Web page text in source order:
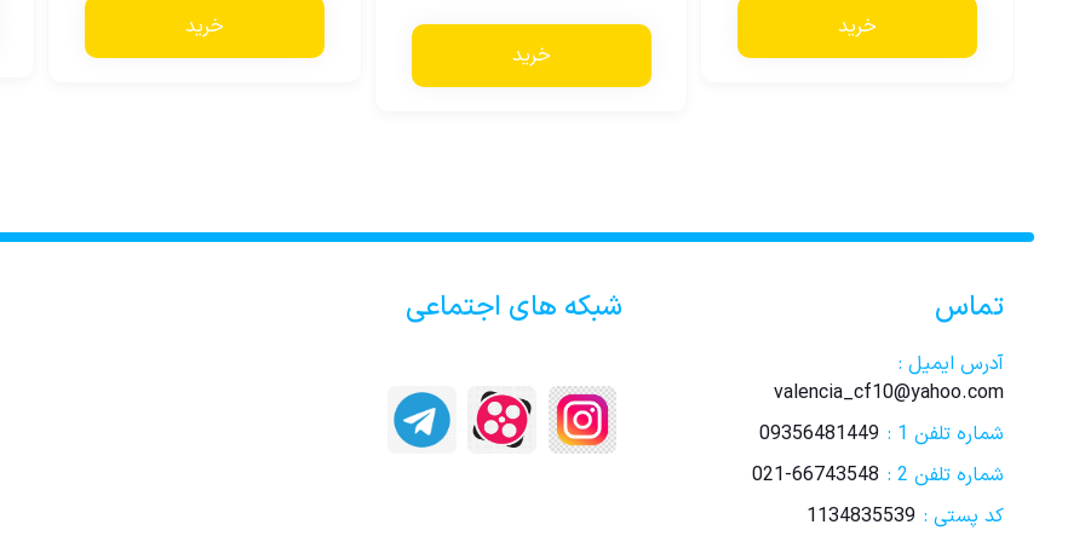
خرید
خرید
خرید
تماس
آدرس ایمیل :
valencia_cf10@yahoo.com
شماره تلفن 1 :
09356481449
شماره تلفن 2 :
021-66743548
کد پستی : 1134835539
شبکه های اجتماعی